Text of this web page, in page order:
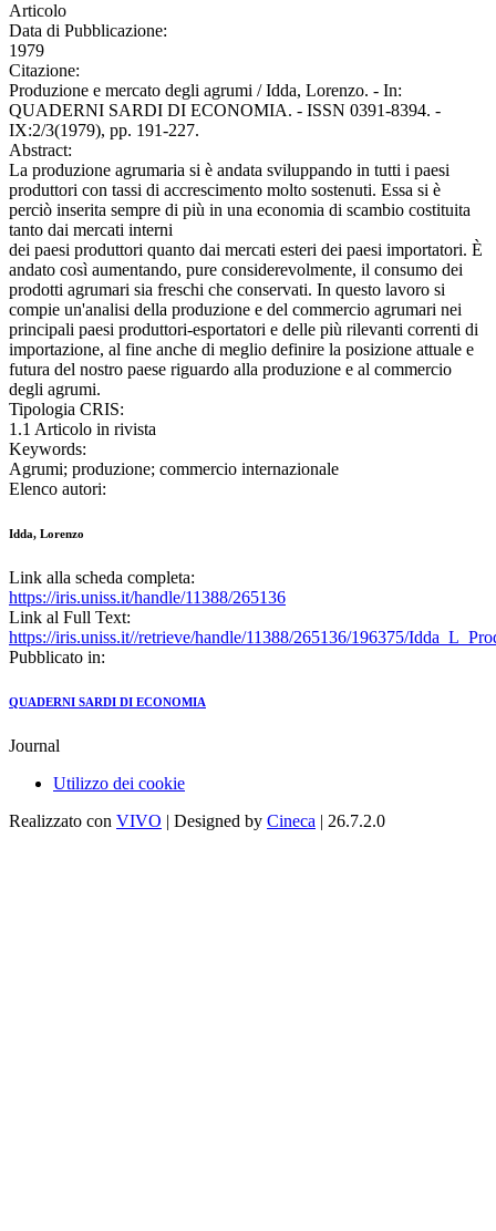
Articolo
Data di Pubblicazione:
1979
Citazione:
Produzione e mercato degli agrumi / Idda, Lorenzo. - In:
QUADERNI SARDI DI ECONOMIA. - ISSN 0391-8394. -
IX:2/3(1979), pp. 191-227.
Abstract:
La produzione agrumaria si è andata sviluppando in tutti i paesi
produttori con tassi di accrescimento molto sostenuti. Essa si è
perciò inserita sempre di più in una economia di scambio costituita
tanto dai mercati interni
dei paesi produttori quanto dai mercati esteri dei paesi importatori. È
andato così aumentando, pure considerevolmente, il consumo dei
prodotti agrumari sia freschi che conservati. In questo lavoro si
compie un'analisi della produzione e del commercio agrumari nei
principali paesi produttori-esportatori e delle più rilevanti correnti di
importazione, al fine anche di meglio definire la posizione attuale e
futura del nostro paese riguardo alla produzione e al commercio
degli agrumi.
Tipologia CRIS:
1.1 Articolo in rivista
Keywords:
Agrumi; produzione; commercio internazionale
Elenco autori:
Idda, Lorenzo
Link alla scheda completa:
https://iris.uniss.it/handle/11388/265136
Link al Full Text:
https://iris.uniss.it//retrieve/handle/11388/265136/196375/
Pubblicato in:
QUADERNI SARDI DI ECONOMIA
Journal
Utilizzo dei cookie
Realizzato con VIVO | Designed by Cineca | 26.7.2.0